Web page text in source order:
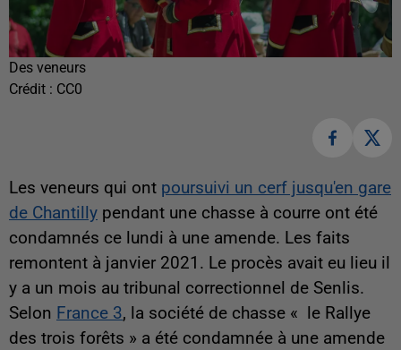
Des veneurs
Crédit : CC0
Les veneurs qui ont poursuivi un cerf jusqu'en gare
de Chantilly pendant une chasse à courre ont été
condamnés ce lundi à une amende. Les faits
remontent à janvier 2021. Le procès avait eu lieu il
y a un mois au tribunal correctionnel de Senlis.
Selon France 3, la société de chasse « le Rallye
des trois forêts » a été condamnée à une amende